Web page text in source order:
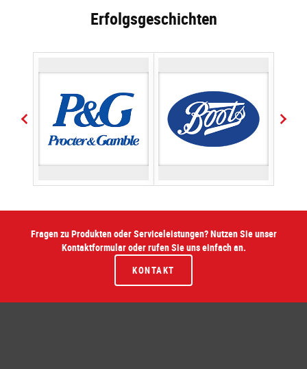
Erfolgsgeschichten
Fragen zu Produkten oder Serviceleistungen? Nutzen Sie unser
Kontaktformular oder rufen Sie uns einfach an.
KONTAKT